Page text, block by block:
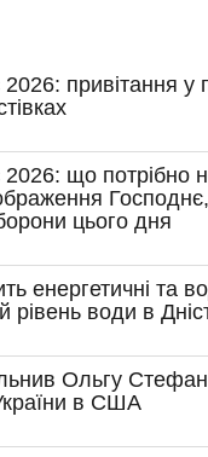
привітання у
що потрібно
Господнє,
цього дня
енергетичні та
рівень води в
Ольгу
в США